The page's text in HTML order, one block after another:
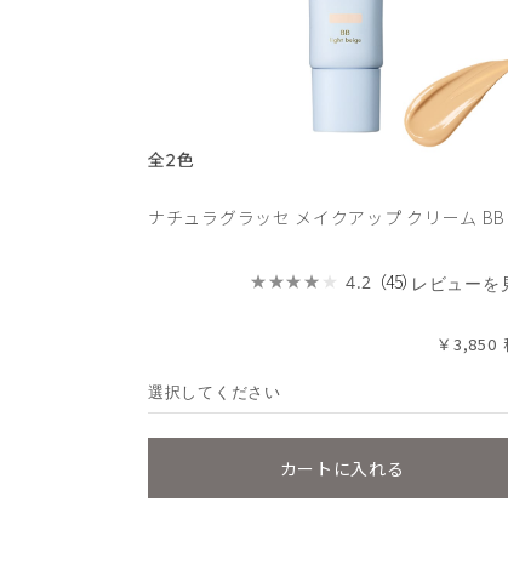
ナチュラグラッセ メイクアップ クリーム BB
4.2 （45） レビューを
￥3,850
選択してください
カートに入れる